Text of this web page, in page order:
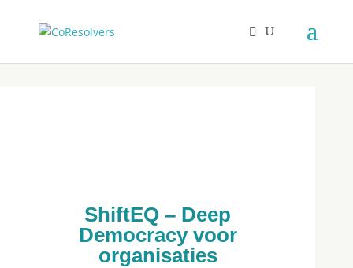
ShiftEQ – Deep
Democracy voor
organisaties